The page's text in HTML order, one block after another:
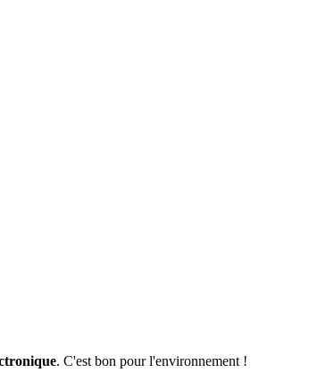
. C'est bon pour l'environnement !